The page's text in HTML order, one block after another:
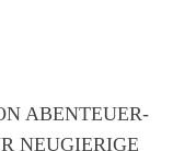
ABENTEUER-
NEUGIERIGE